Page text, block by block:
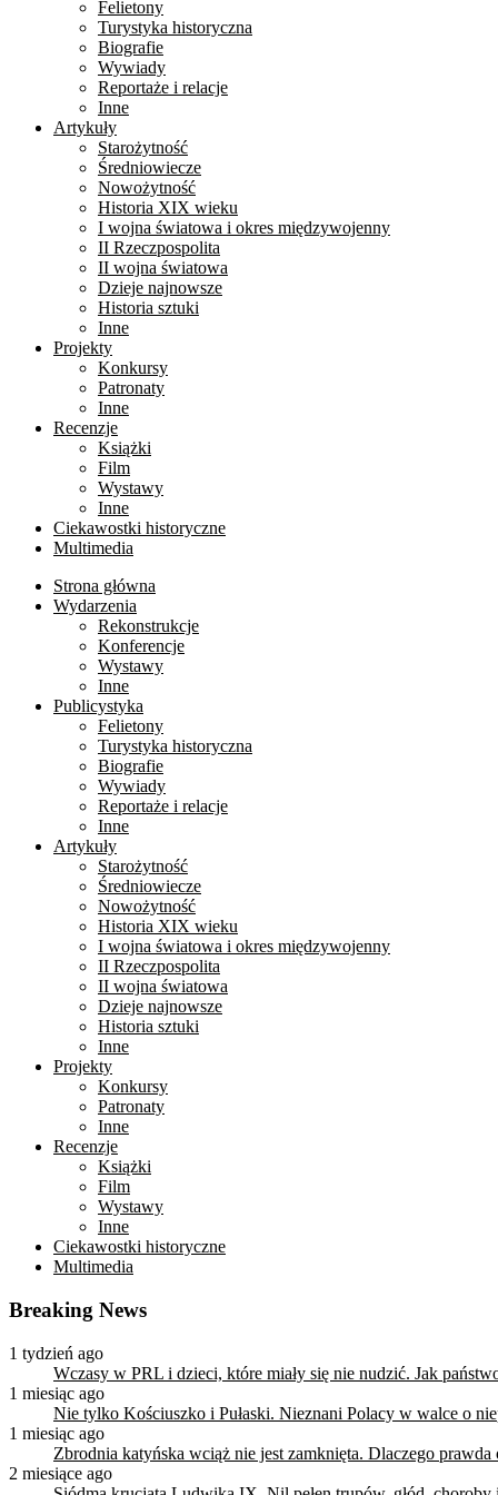
Felietony
Turystyka historyczna
Biografie
Wywiady
Reportaże i relacje
Inne
Artykuły
Starożytność
Średniowiecze
Nowożytność
Historia XIX wieku
I wojna światowa i okres międzywojenny
II Rzeczpospolita
II wojna światowa
Dzieje najnowsze
Historia sztuki
Inne
Projekty
Konkursy
Patronaty
Inne
Recenzje
Książki
Film
Wystawy
Inne
Ciekawostki historyczne
Multimedia
Strona główna
Wydarzenia
Rekonstrukcje
Konferencje
Wystawy
Inne
Publicystyka
Felietony
Turystyka historyczna
Biografie
Wywiady
Reportaże i relacje
Inne
Artykuły
Starożytność
Średniowiecze
Nowożytność
Historia XIX wieku
I wojna światowa i okres międzywojenny
II Rzeczpospolita
II wojna światowa
Dzieje najnowsze
Historia sztuki
Inne
Projekty
Konkursy
Patronaty
Inne
Recenzje
Książki
Film
Wystawy
Inne
Ciekawostki historyczne
Multimedia
Breaking News
1 tydzień ago
Wczasy w PRL i dzieci, które miały się nie nudzić. Jak
1 miesiąc ago
Nie tylko Kościuszko i Pułaski. Nieznani Polacy w walce o
1 miesiąc ago
Zbrodnia katyńska wciąż nie jest zamknięta. Dlaczego
2 miesiące ago